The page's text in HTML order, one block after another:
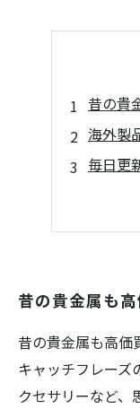
昔の貴
海外製
毎日更
手数
昔の貴金属も高
昔の貴金属も高価
キャッチフレーズ
クセサリーなど、